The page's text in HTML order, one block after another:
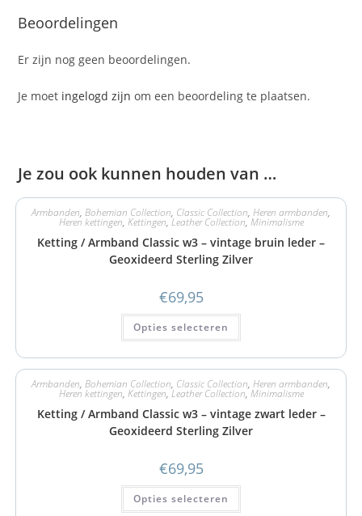
Beoordelingen
Er zijn nog geen beoordelingen.
Je moet ingelogd zijn om een beoordeling te plaatsen.
Je zou ook kunnen houden van …
Armbanden, Bohemian Collection, Classic Collection, Heren armbanden,
Heren kettingen, Kettingen,Leather Collection,Minimalisme
Ketting / Armband Classic w3 – vintage bruin leder –
Geoxideerd Sterling Zilver
€69,95
Opties selecteren
Armbanden, Bohemian Collection, Classic Collection, Heren armbanden,
Heren kettingen, Kettingen,Leather Collection,Minimalisme
Ketting / Armband Classic w3 – vintage zwart leder –
Geoxideerd Sterling Zilver
€69,95
Opties selecteren